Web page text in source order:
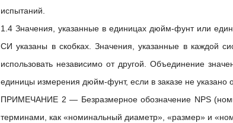
испытаний.
1.4 Значения, указанные в единицах дюйм-фунт или
СИ указаны в скобках.Значения, указанные в каждой
использовать независимо от другой. Объединение
единицы измерения дюйм-фунт, если в заказе не
ПРИМЕЧАНИЕ 2 — Безразмерное обозначение NPS
терминами, как «номинальный диаметр», «размер» и